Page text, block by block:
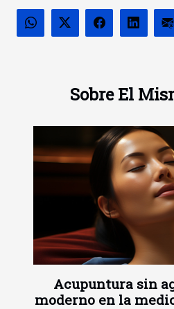
Sobre El
Acupuntura sin
moderno en la